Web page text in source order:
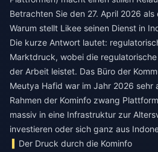
Betrachten Sie den 27. April 2026 als
Warum stellt Likee seinen Dienst in
Die kurze Antwort lautet:
Marktdruck, wobei die
der Arbeit leistet. Das Büro der
Meutya Hafid war im Jahr 2026 sehr
Rahmen der Kominfo zwang
massiv in eine Infrastruktur zur
investieren oder sich ganz aus
Der Druck durch die Kominfo